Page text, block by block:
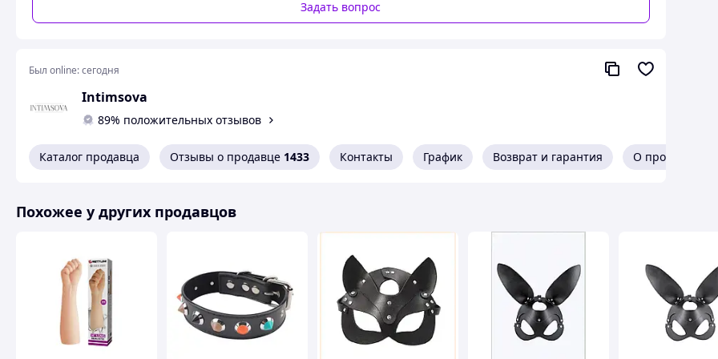
организовать умопомрачительный секс в стиле BDSM. Те, кто ни разу не пробовал фетиш атрибутику, просто
не знают, как она возбуждает и помогает раскрывать все новые грани удовольствия.
Задать вопрос
Был online:сегодня
Intimsova
89% положительных отзывов
Каталог продавца Отзывы о продавце 1433 Контакты График Возврат и гарантия О продавце
Похожее у других продавцов